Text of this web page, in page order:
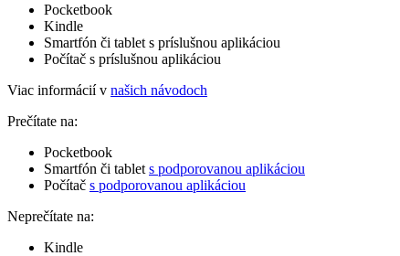
Pocketbook
Kindle
Smartfón či tablet s príslušnou aplikáciou
Počítač s príslušnou aplikáciou
Viac informácií v našich návodoch
Prečítate na:
Pocketbook
Smartfón či tablet s podporovanou aplikáciou
Počítač s podporovanou aplikáciou
Neprečítate na:
Kindle